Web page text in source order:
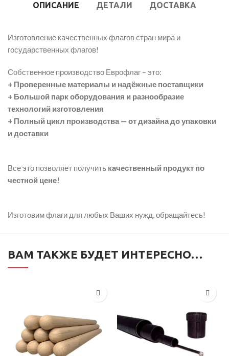
ОПИСАНИЕ ДЕТАЛИ ДОСТАВКА
Изготовление качественных флагов стран мира и
государственных флагов!
Собственное производство Еврофлаг – это:
+ Проверенные материалы и надёжные поставщики
+ Большой парк оборудования и разнообразие
технологий изготовления
+ Полный цикл производства — от дизайна до упаковки
и доставки
Все это позволяет получить качественный продукт по
честной цене!
Изготовим флаги для любых Ваших нужд, обращайтесь!
ВАМ ТАКЖЕ БУДЕТ ИНТЕРЕСНО…